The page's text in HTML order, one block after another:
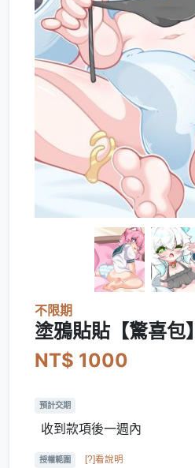
不限期
塗鴉貼貼【驚喜包】
NT$ 1000
預計交期
收到款項後一週內
授權範圍 [?]看說明